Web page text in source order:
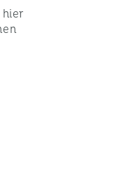
hier